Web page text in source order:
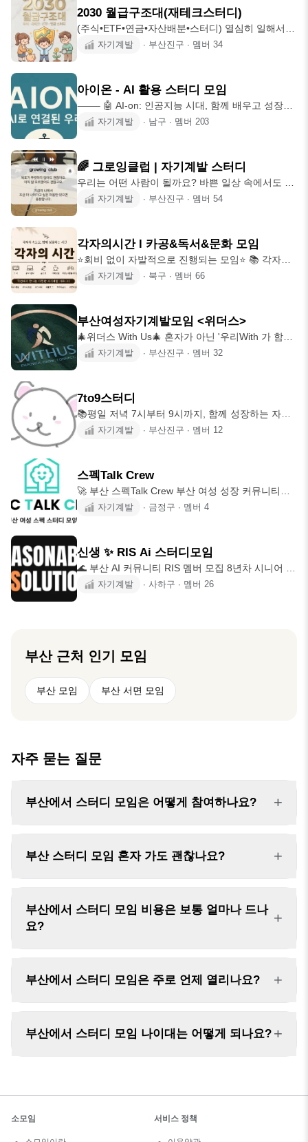
무
합니다. 🌱 모임소개 독서, 자격증, 영어, 전공 공부,
업무 역량 향상, 자기계발 등 공부 주제에 제한을 두
지 않습니다. 각자 하고 싶은 공부를 가져와 같은 공
간에서 집중하고, 필요하다면 가볍게 공유하며 진행
드려요 퇴근 후나 주말 시간
2030 월급구조대(재테크스터디)
(주식•ETF•연금•자산배분•스터디) 열심히 일해서
받은 소중한 월급, 그냥 통장에 묵혀두고 계시나요?
주식 단타 치다가 물리는 투자는 그만 ! 오래 살아남
는 '진짜 재테크'를 함께 공부합니다 📌 이런 분들 환
영해요! ✔️예·적금 말고는 돈 굴릴 줄 모르는 재테크
초보 직장인 ✔️주식, ETF, 펀드 차이점과 포트폴리
자기계발 ∙ 부산진구 ∙ 멤버 34
아이온 - AI 활용 스터디 모임
⸻ 🤖 AI-on: 인공지능 시대, 함께 배우고 성장할
우리들의 공간! 🚀 AI, 혼자 시작하기 막막했죠? 이
먹을 수 있는 AI를 함께 배우고 나누는 모임이에요.
⸻ 🎯 이런 분, AI-on에서 환영해요! 📖 AI가 낯선
입문자 → 기초부터 차근차근! 같이 공부해요 📈 AI
로 마케팅을 업그레이드하고 싶은 분 → 실전 사례
자기계발 ∙ 남구 ∙ 멤버 203
🌈 그로잉클럽 | 자기계발 스터디
우리는 어떤 사람이 될까요? 바쁜 일상 속에서도 조
금씩 성장하고 싶은 사람들의 모임입니다. 혼자 하
ㅡㅡㅡㅡㅡㅡㅡㅡㅡㅡㅡㅡㅡㅡㅡㅡㅡㅡㅡㅡ 📚 스
터디 루틴 📕 독서 (자기계발 / 인문) 📙 자격증 공부
📗 이직 준비 / 업무역량 강화 📘 목표 공유 및 기록
📓 좋은습관 (운동 / 아침루틴) ㅡㅡㅡㅡㅡㅡㅡㅡㅡ
후 자율 추가 공부 가능
자기계발 ∙ 부산진구 ∙ 멤버 54
각자의시간 l 카공&독서&문화 모임
⭐️회비 없이 자발적으로 진행되는 모임⭐️ 📚 각자의
시간 혼자서는 자꾸 미루게 되는 일들을 같은 시간,
부, 업무 등 각자 하고 싶은 일을 들고 와서 같은 공
간에서 집중하는 시간을 가집니다. 📌 거의고정 •평
일 저녁: 덕천 카페 •금요일 저녁:서면 or 부산대 스
카(요청시) •주말: 덕천 도서관, 카페, 부산대 스카
자기계발 ∙ 북구 ∙ 멤버 66
부산여성자기계발모임 <위더스>
🎄위더스 With Us🎄 혼자가 아닌 '우리With 가 함께
Us' 되어서 더 발전할 수 있는 모임. 위더스. ✨️여성
그리고 더 즐겁게. 다름 속에서 배우고, 같음 속에서
깊어져요, 우리. ❌️그저 일시적인 자극만 주고 남는
건 없는 자기계발에 번아웃이 왔다면? 🔥주기적으
로 운영되는 불렛저널벙, 주식종목벙 외에도 재테
자기계발 ∙ 부산진구 ∙ 멤버 32
7to9스터디
📚평일 저녁 7시부터 9시까지, 함께 성장하는 자기
계발 모임입니다. 혼자 공부하면 미루기 쉽지만, 함
목표를 위해 한 공간에 모여 서로에게 좋은 자극을
주며 집중하는 시간을 만들어갑니다. 평일에는 오후
7시~9시 오프라인으로 함께 공부하고, 주말에는 희
망자에 한해 자유롭게 모여 공부합니다. ✔️ 가입 조
싶은 분
자기계발 ∙ 부산진구 ∙ 멤버 12
스펙Talk Crew
🚀 부산 스펙Talk Crew 부산 여성 성장 커뮤니티
Study × Project × Community 혼자 공부하면 쉽게
사회초년생 여성들이 함께 배우고, 실행하며 성장하
는 커뮤니티입니다. 단순히 공부만 하는 스터디가
아니라, 배운 것을 실제 결과물과 포트폴리오로 연
결하는 것을 목표로 합니다. 📚 Study * 자유 스터디
자기계발 ∙ 금정구 ∙ 멤버 4
신생 ✨️ RIS Ai 스터디모임
🌊 부산 AI 커뮤니티 RIS 멤버 모집 8년차 시니어 개
발자가 제공하는 개인 맞춤형 컨설팅 AI시대에 살아
- 예비창업가 또는 기창업가 모여서 어떤 활동을 하
나요? - 바이브코딩 스터디 - AI 스터디 - 최신 트렌
드 공유 - 소소한 커피챗 & 뒷풀이 - 프로젝트 실습
(선택)
자기계발 ∙ 사하구 ∙ 멤버 26
부산근처 인기 모임
부산 모임 부산 서면 모임
자주 묻는 질문
부산에서 스터디 모임은 어떻게 참여하나요? +
부산 스터디 모임 혼자 가도 괜찮나요? +
부산에서 스터디 모임 비용은 보통 얼마나 드나
요?
+
부산에서 스터디 모임은 주로 언제 열리나요? +
부산에서 스터디 모임 나이대는 어떻게 되나요? +
소모임 서비스 정책